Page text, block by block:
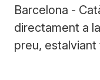
Barcelona -
directament a
preu,